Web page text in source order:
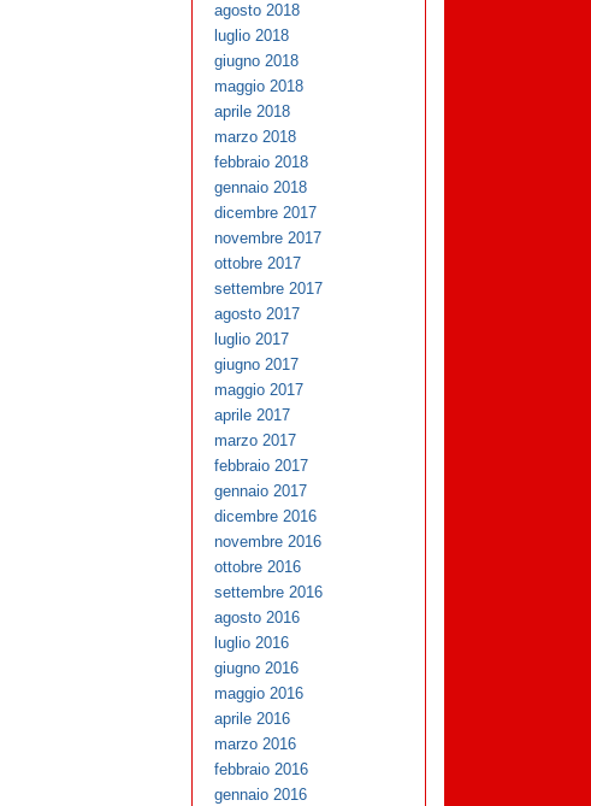
agosto 2018
luglio 2018
giugno 2018
maggio 2018
aprile 2018
marzo 2018
febbraio 2018
gennaio 2018
dicembre 2017
novembre 2017
ottobre 2017
settembre 2017
agosto 2017
luglio 2017
giugno 2017
maggio 2017
aprile 2017
marzo 2017
febbraio 2017
gennaio 2017
dicembre 2016
novembre 2016
ottobre 2016
settembre 2016
agosto 2016
luglio 2016
giugno 2016
maggio 2016
aprile 2016
marzo 2016
febbraio 2016
gennaio 2016